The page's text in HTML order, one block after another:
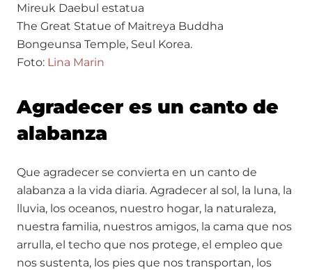
Mireuk Daebul estatua
The Great Statue of Maitreya Buddha
Bongeunsa Temple, Seul Korea.
Foto: Lina Marin
Agradecer es un canto de
alabanza
Que agradecer se convierta en un canto de
alabanza a la vida diaria. Agradecer al sol, la luna, la
lluvia, los oceanos, nuestro hogar, la naturaleza,
nuestra familia, nuestros amigos, la cama que nos
arrulla, el techo que nos protege, el empleo que
nos sustenta, los pies que nos transportan, los